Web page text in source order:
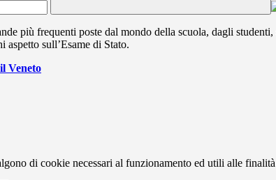
più frequenti poste dal mondo della scuola, dagli
sull’Esame di Stato.
Veneto
di cookie necessari al funzionamento ed utili alle